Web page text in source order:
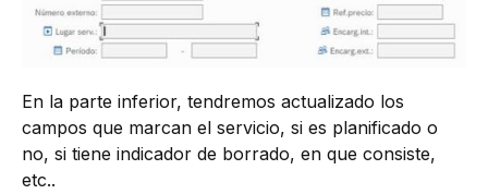
En la parte inferior, tendremos actualizado los
campos que marcan el servicio, si es planificado o
no, si tiene indicador de borrado, en que consiste,
etc..